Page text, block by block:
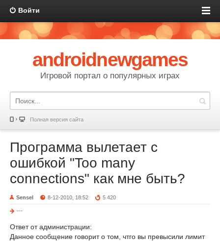
Войти
androidnewgames
Игровой портал о популярных играх
Полная версия сайта
Программа вылетает с
ошибкой "Too many
connections" как мне быть?
SenseI 8-12-2010, 18:52 5 420
---
Ответ от администрации:
Данное сообщение говорит о том, чтго вы превысили лимит